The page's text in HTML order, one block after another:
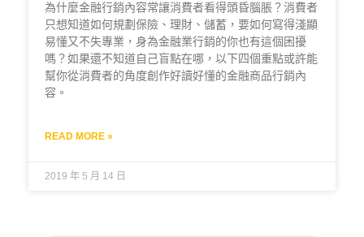
為什麼金融行銷內容常讓消費者看得頭昏腦脹？消費者
只想知道如何規劃保險、理財、儲蓄，要如何寫得淺顯
易懂又不失專業，身為金融業行銷的你也有這個困擾
嗎？如果還不知道自己盲點在哪，以下四個重點或許能
幫你從消費者的角度創作好讀好懂的金融商品行銷內
容。
READ MORE »
2019 年 5 月 14 日